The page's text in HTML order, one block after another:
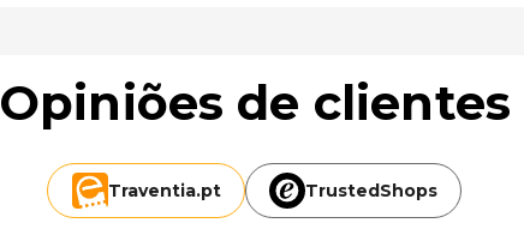
Opiniões de clientes
Traventia.pt TrustedShops